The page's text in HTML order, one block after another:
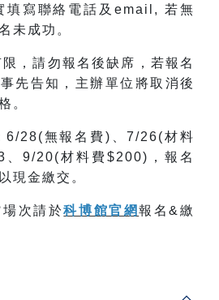
填寫聯絡電話及email, 若無
未成功。
，請勿報名後缺席，若報名
先告知，主辦單位將取消後
。
6/28(無報名費)、7/26(材料
、9/20(材料費$200)，報名
現金繳交。
次請於科博館官網報名&繳